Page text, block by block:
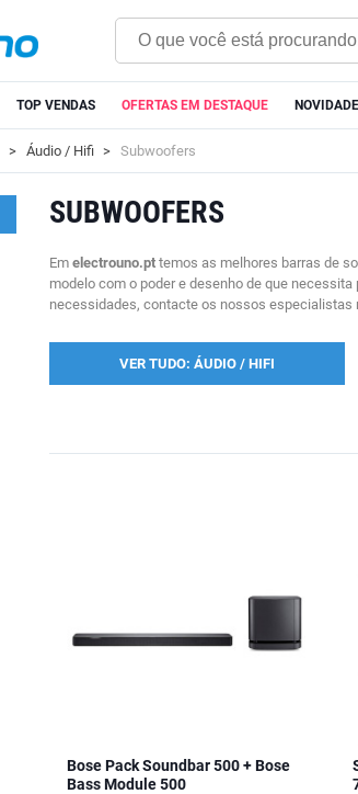
TOP VENDAS OFERTAS EM DESTAQUE
Áudio / Hifi Subwoofers
SUBWOOFERS
Em electrouno.pt temos as melhores barras de
modelo com o poder e desenho de que
necessidades, contacte os nossos especialistas
VER TUDO: ÁUDIO / HIFI
Bose Pack Soundbar 500 + Bose
Bass Module 500